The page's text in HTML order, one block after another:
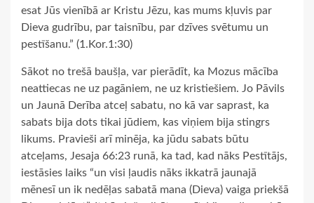
esat Jūs vienībā ar Kristu Jēzu, kas mums kļuvis par
Dieva gudrību, par taisnību, par dzīves svētumu un
pestīšanu.” (1.Kor.1:30)
Sākot no trešā baušļa, var pierādīt, ka Mozus mācība
neattiecas ne uz pagāniem, ne uz kristiešiem. Jo Pāvils
un Jaunā Derība atceļ sabatu, no kā var saprast, ka
sabats bija dots tikai jūdiem, kas viņiem bija stingrs
likums. Pravieši arī minēja, ka jūdu sabats būtu
atceļams, Jesaja 66:23 runā, ka tad, kad nāks Pestītājs,
iestāsies laiks “un visi ļaudis nāks ikkatrā jaunajā
mēnesī un ik nedēļas sabatā mana (Dieva) vaiga priekšā